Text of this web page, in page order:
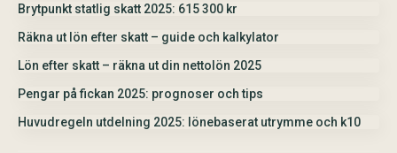
Brytpunkt statlig skatt 2025: 615 300 kr
Räkna ut lön efter skatt – guide och kalkylator
Lön efter skatt – räkna ut din nettolön 2025
Pengar på fickan 2025: prognoser och tips
Huvudregeln utdelning 2025: lönebaserat utrymme och k10